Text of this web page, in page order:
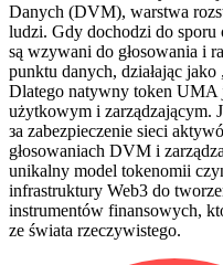
Danych (DVM), warstwa
ludzi. Gdy dochodzi do sporu
są wzywani do głosowania i
punktu danych, działając
Dlatego natywny token UMA
użytkowym i zarządzającym.
за zabezpieczenie sieci
głosowaniach DVM i
unikalny model tokenomii
infrastruktury Web3 do
instrumentów finansowych,
ze świata rzeczywistego.